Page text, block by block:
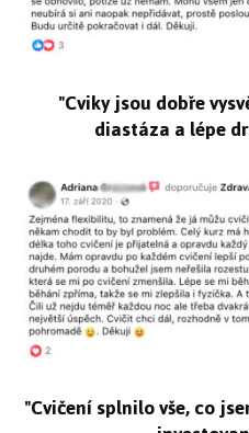
"Cviky jsou dobře
diastáza a lépe
"Cvičení splnilo vše, co